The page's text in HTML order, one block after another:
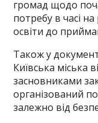
громад щодо
потребу в часі
освіти до
Також у
Київська міська
засновниками
організований
залежно від